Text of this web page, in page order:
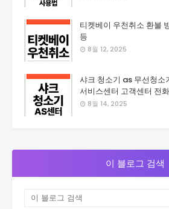
티켓베이 우천취소 환불
등
8월 12, 2025
샤크 청소기 as 무선청소
서비스센터 고객센터 전
8월 14, 2025
이 블로그 검색